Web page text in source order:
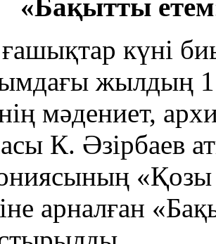
«Бақытты
күні
жылдың
мәдениет,
К. Әзірбаев
арналған